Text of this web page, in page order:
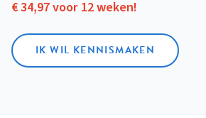
€ 34,97 voor 12 weken!
IK WIL KENNISMAKEN